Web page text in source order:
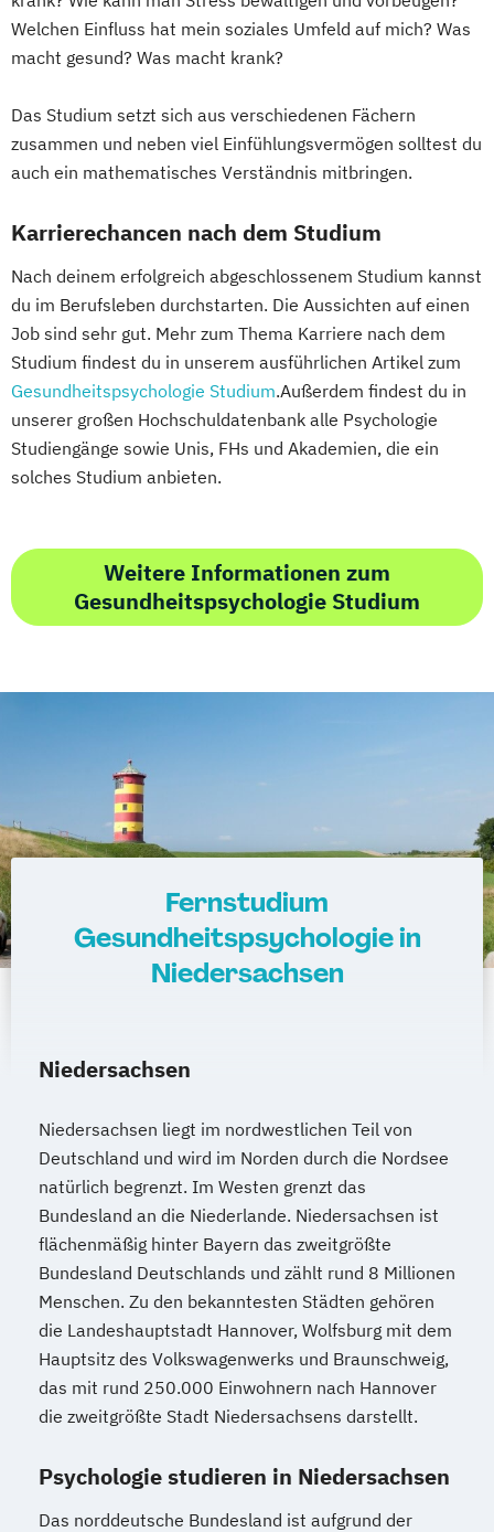
Welchen Einfluss hat mein soziales Umfeld auf mich? Was
macht gesund? Was macht krank?
Das Studium setzt sich aus verschiedenen Fächern
zusammen und neben viel Einfühlungsvermögen solltest du
auch ein mathematisches Verständnis mitbringen.
Karrierechancen nach dem Studium
Nach deinem erfolgreich abgeschlossenem Studium kannst
du im Berufsleben durchstarten. Die Aussichten auf einen
Job sind sehr gut. Mehr zum Thema Karriere nach dem
Studium findest du in unserem ausführlichen Artikel zum
Gesundheitspsychologie Studium.Außerdem findest du in
unserer großen Hochschuldatenbank alle Psychologie
Studiengänge sowie Unis, FHs und Akademien, die ein
solches Studium anbieten.
Weitere Informationen zum
Gesundheitspsychologie Studium
Fernstudium
Gesundheitspsychologie in
Niedersachsen
Niedersachsen
Niedersachsen liegt im nordwestlichen Teil von
Deutschland und wird im Norden durch die Nordsee
natürlich begrenzt. Im Westen grenzt das
Bundesland an die Niederlande. Niedersachsen ist
flächenmäßig hinter Bayern das zweitgrößte
Bundesland Deutschlands und zählt rund 8 Millionen
Menschen. Zu den bekanntesten Städten gehören
die Landeshauptstadt Hannover, Wolfsburg mit dem
Hauptsitz des Volkswagenwerks und Braunschweig,
das mit rund 250.000 Einwohnern nach Hannover
die zweitgrößte Stadt Niedersachsens darstellt.
Psychologie studieren in Niedersachsen
Das norddeutsche Bundesland ist aufgrund der